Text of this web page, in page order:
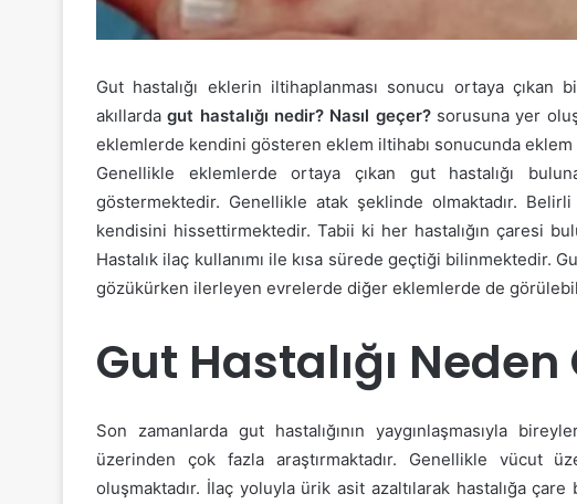
Gut hastalığı eklerin iltihaplanması sonucu ortaya çıkan
akıllardagut hastalığı nedir? Nasıl geçer? sorusuna yer
eklemlerde kendini gösteren eklem iltihabı sonucunda eklem
Genellikle eklemlerde ortaya çıkan gut hastalığı
göstermektedir. Genellikle atak şeklinde olmaktadır.
kendisini hissettirmektedir. Tabii ki her hastalığın çaresi
Hastalık ilaç kullanımı ile kısa sürede geçtiği bilinmektedir.
gözükürken ilerleyen evrelerde diğer eklemlerde de
Gut Hastalığı Neden
Son zamanlarda gut hastalığının yaygınlaşmasıyla
üzerinden çok fazla araştırmaktadır. Genellikle vücut
oluşmaktadır. İlaç yoluyla ürik asit azaltılarak hastalığa